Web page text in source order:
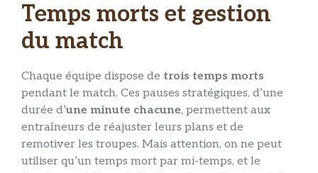
Temps morts et gestion
du match
Chaque équipe dispose de trois temps morts
pendant le match. Ces pauses stratégiques, d’une
durée d’une minute chacune, permettent aux
entraîneurs de réajuster leurs plans et de
remotiver les troupes. Mais attention, on ne peut
utiliser qu’un temps mort par mi-temps, et le